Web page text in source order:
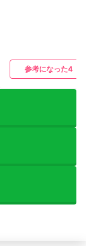
参考になった4